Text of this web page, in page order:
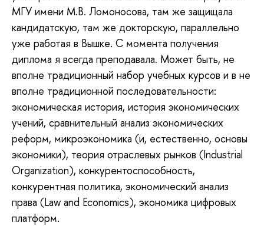
МГУ имени М.В. Ломоносова, там же защищала
кандидатскую, там же докторскую, параллельно
уже работая в Вышке. С момента получения
диплома я всегда преподавала. Может быть, не
вполне традиционный набор учебных курсов и в не
вполне традиционной последовательности:
экономическая история, история экономических
учений, сравнительный анализ экономических
реформ, микроэкономика (и, естественно, основы
экономики), теория отраслевых рынков (Industrial
Organization), конкурентоспособность,
конкурентная политика, экономический анализ
права (Law and Economics), экономика цифровых
платформ.